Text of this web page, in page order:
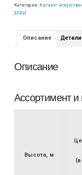
Категории: Каталог
ЕЛКИ
Описание Детали
Описание
Ассортимент
Высота, м